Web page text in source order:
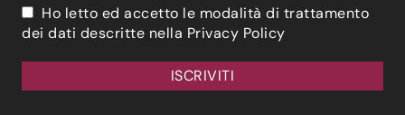
Ho letto ed accetto le modalità di trattamento
dei dati descritte nella Privacy Policy